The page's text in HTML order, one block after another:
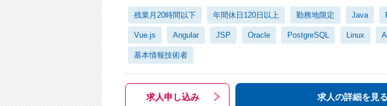
残業月20時間以下 年間休日120日以上 勤務地限定 Java
Vue.js Angular JSP Oracle PostgreSQL Linux
基本情報技術者
求人申し込み 求人の詳細を見る